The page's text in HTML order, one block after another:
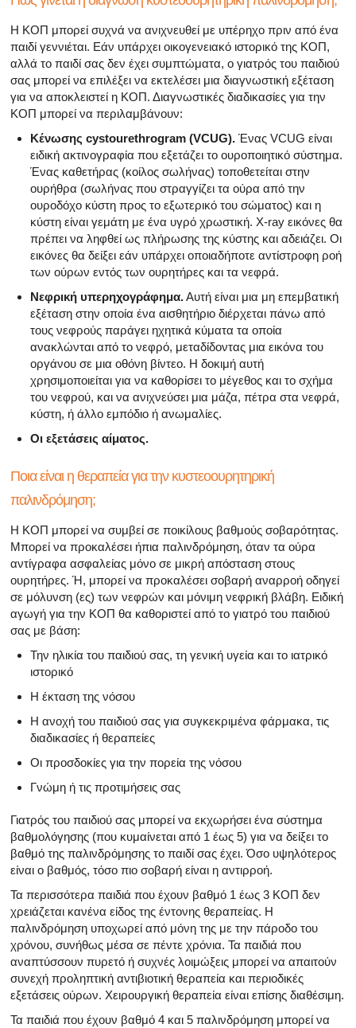
Η ΚΟΠ μπορεί συχνά να ανιχνευθεί με υπέρηχο πριν από ένα
παιδί γεννιέται. Εάν υπάρχει οικογενειακό ιστορικό της ΚΟΠ,
αλλά το παιδί σας δεν έχει συμπτώματα, ο γιατρός του παιδιού
σας μπορεί να επιλέξει να εκτελέσει μια διαγνωστική εξέταση
για να αποκλειστεί η ΚΟΠ. Διαγνωστικές διαδικασίες για την
ΚΟΠ μπορεί να περιλαμβάνουν:
Κένωσης cystourethrogram (VCUG). Ένας VCUG είναι
ειδική ακτινογραφία που εξετάζει το ουροποιητικό σύστημα.
Ένας καθετήρας (κοίλος σωλήνας) τοποθετείται στην
ουρήθρα (σωλήνας που στραγγίζει τα ούρα από την
ουροδόχο κύστη προς το εξωτερικό του σώματος) και η
κύστη είναι γεμάτη με ένα υγρό χρωστική. X-ray εικόνες θα
πρέπει να ληφθεί ως πλήρωσης της κύστης και αδειάζει. Οι
εικόνες θα δείξει εάν υπάρχει οποιαδήποτε αντίστροφη ροή
των ούρων εντός των ουρητήρες και τα νεφρά.
Νεφρική υπερηχογράφημα.Αυτή είναι μια μη επεμβατική
εξέταση στην οποία ένα αισθητήριο διέρχεται πάνω από
τους νεφρούς παράγει ηχητικά κύματα τα οποία
ανακλώνται από το νεφρό, μεταδίδοντας μια εικόνα του
οργάνου σε μια οθόνη βίντεο. Η δοκιμή αυτή
χρησιμοποιείται για να καθορίσει το μέγεθος και το σχήμα
του νεφρού, και να ανιχνεύσει μια μάζα, πέτρα στα νεφρά,
κύστη, ή άλλο εμπόδιο ή ανωμαλίες.
Οι εξετάσεις αίματος.
Ποια είναι η θεραπεία για την κυστεοουρητηρική
παλινδρόμηση;
Η ΚΟΠ μπορεί να συμβεί σε ποικίλους βαθμούς σοβαρότητας.
Μπορεί να προκαλέσει ήπια παλινδρόμηση, όταν τα ούρα
αντίγραφα ασφαλείας μόνο σε μικρή απόσταση στους
ουρητήρες. Ή, μπορεί να προκαλέσει σοβαρή αναρροή οδηγεί
σε μόλυνση (ες) των νεφρών και μόνιμη νεφρική βλάβη. Ειδική
αγωγή για την ΚΟΠ θα καθοριστεί από το γιατρό του παιδιού
σας με βάση:
Την ηλικία του παιδιού σας, τη γενική υγεία και το ιατρικό
ιστορικό
Η έκταση της νόσου
Η ανοχή του παιδιού σας για συγκεκριμένα φάρμακα, τις
διαδικασίες ή θεραπείες
Οι προσδοκίες για την πορεία της νόσου
Γνώμη ή τις προτιμήσεις σας
Γιατρός του παιδιού σας μπορεί να εκχωρήσει ένα σύστημα
βαθμολόγησης (που κυμαίνεται από 1 έως 5) για να δείξει το
βαθμό της παλινδρόμησης το παιδί σας έχει. Όσο υψηλότερος
είναι ο βαθμός, τόσο πιο σοβαρή είναι η αντιρροή.
Τα περισσότερα παιδιά που έχουν βαθμό 1 έως 3 ΚΟΠ δεν
χρειάζεται κανένα είδος της έντονης θεραπείας. Η
παλινδρόμηση υποχωρεί από μόνη της με την πάροδο του
χρόνου, συνήθως μέσα σε πέντε χρόνια. Τα παιδιά που
αναπτύσσουν πυρετό ή συχνές λοιμώξεις μπορεί να απαιτούν
συνεχή προληπτική αντιβιοτική θεραπεία και περιοδικές
εξετάσεις ούρων. Χειρουργική θεραπεία είναι επίσης διαθέσιμη.
Τα παιδιά που έχουν βαθμό 4 και 5 παλινδρόμηση μπορεί να